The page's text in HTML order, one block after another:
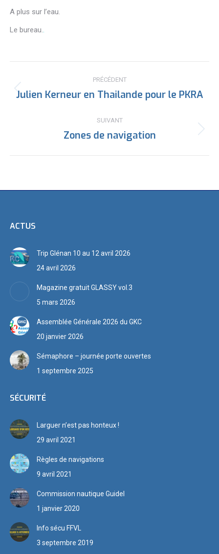
A plus sur l’eau.
Le bureau..
article
PRÉCÉDENT
Article
:
Julien Kerneur en Thailande pour le PKRA
SUIVANT
Article
Zones de navigation
ACTUS
Trip Glénan 10 au 12 avril 2026
24 avril 2026
Magazine gratuit GLASSY vol.3
5 mars 2026
Assemblée Générale 2026 du GKC
20 janvier 2026
Sémaphore – journée porte ouvertes
1 septembre 2025
SÉCURITÉ
Larguer n’est pas honteux !
29 avril 2021
Règles de navigations
9 avril 2021
Commission nautique Guidel
1 janvier 2020
Info sécu FFVL
3 septembre 2019